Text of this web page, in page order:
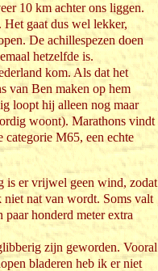
10 km achter ons liggen.
gaat dus wel lekker,
De achillespezen doen
hetzelfde is.
kom. Als dat het
van Ben maken op hem
loopt hij alleen nog maar
woont). Marathons vindt
M65, een echte
is er vrijwel geen wind, zodat
niet nat van wordt. Soms valt
honderd meter extra
zijn geworden. Vooral
bladeren heb ik er niet